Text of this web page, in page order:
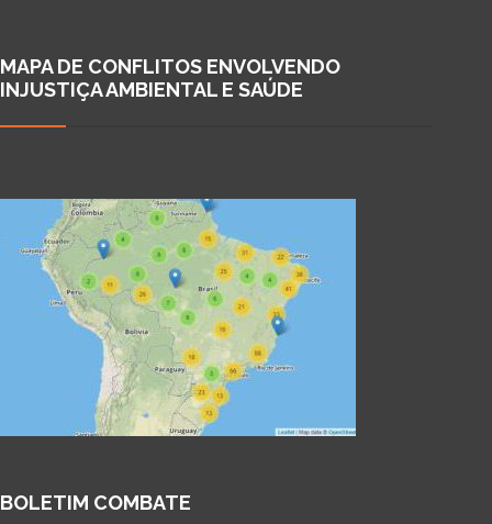
MAPA DE CONFLITOS ENVOLVENDO
INJUSTIÇA AMBIENTAL E SAÚDE
BOLETIM COMBATE